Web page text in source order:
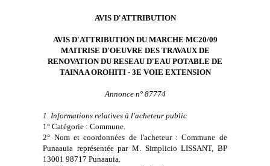
AVIS D'ATTRIBUTION
AVIS D'ATTRIBUTION DU MARCHE MC20/09
MAITRISE D'OEUVRE DES TRAVAUX DE
RENOVATION DU RESEAU D'EAU POTABLE DE
TAINA A OROHITI - 3E VOIE EXTENSION
Annonce n° 87774
1. Informations relatives à l'acheteur public
1° Catégorie : Commune.
2° Nom et coordonnées de l'acheteur : Commune de
Punaauia représentée par M. Simplicio LISSANT, BP
13001 98717 Punaauia.